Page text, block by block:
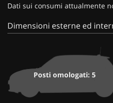
Dati sui consumi attualmente
Dimensioni esterne ed
Posti omologati: 5